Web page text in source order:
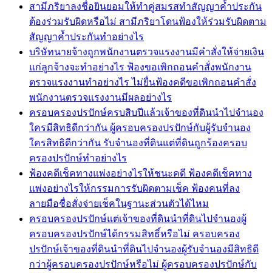
สามีภริยาลงชื่อยินยอมให้ทำคู่สมรสทำสัญญาค้ำประกัน
ต้องร่วมรับผิดหรือไม่ สามีภริยาโดนฟ้องให้ร่วมรับผิดตาม
สัญญาค้ำประกันทำอย่างไร
บริษัทนายจ้างถูกพนักงานตรวจแรงงานมีคำสั่งให้จ่ายเงิน
แก่ลูกจ้างจะทำอย่างไร ฟ้องขอเพิกถอนคำสั่งพนักงาน
ตรวจแรงงานทำอย่างไร ไม่ยื่นฟ้องคดีขอเพิกถอนคำสั่ง
พนักงานตรวจแรงงานมีผลอย่างไร
ครอบครองปรปักษ์ครบสิบปีแล้วเจ้าของที่ดินนำไปจำนอง
ใครมีสิทธิดีกว่ากัน ผู้ครอบครองปรปักษ์กับผู้รับจำนอง
ใครสิทธิดีกว่ากัน รับจำนองที่ดินแต่ที่ดินถูกร้องครอบ
ครองปรปักษ์ทำอย่างไร
ฟ้องคดีเช็คทางแพ่งอย่างไรให้ชนะคดี ฟ้องคดีเช็คทาง
แพ่งอย่างไรให้กรรมการรับผิดตามเช็ค ฟ้องคนที่ลง
ลายมือชื่อสั่งจ่ายเช็คในฐานะส่วนตัวได้ไหม
ครอบครองปรปักษ์แต่เจ้าของที่ดินนำที่ดินไปจำนองผู้
ครอบครองปรปักษ์ได้กรรมสิทธิ์หรือไม่ ครอบครอง
ปรปักษ์เจ้าของที่ดินนำที่ดินไปจำนองผู้รับจำนองมีสิทธิดี
กว่าผู้ครอบครองปรปักษ์หรือไม่ ผู้ครอบครองปรปักษ์กับ